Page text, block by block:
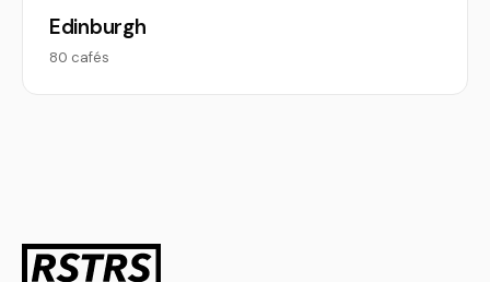
Edinburgh
80 cafés